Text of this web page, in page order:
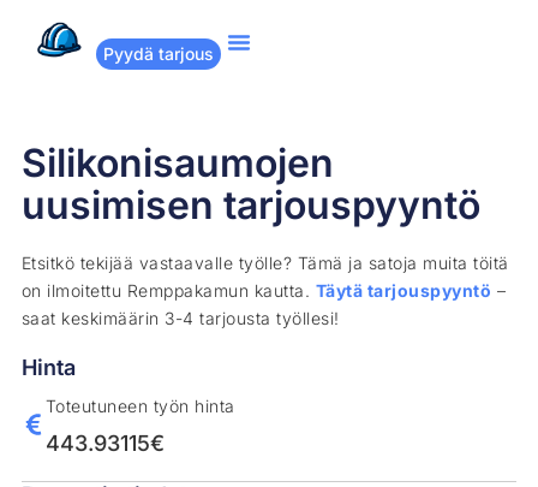
Pyydä tarjous
Silikonisaumojen
uusimisen tarjouspyyntö
Etsitkö tekijää vastaavalle työlle? Tämä ja satoja muita töitä
on ilmoitettu Remppakamun kautta. Täytä tarjouspyyntö –
saat keskimäärin 3-4 tarjousta työllesi!
Hinta
Toteutuneen työn hinta
443.93115€